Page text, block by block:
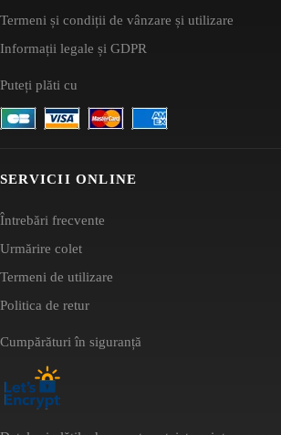
Termeni și condiții de vânzare și utilizare
Informații legale și GDPR
Puteți plăti cu
SERVICII ONLINE
Întrebări frecvente
Urmărire colet
Termeni de utilizare
Politica de retur
Cumpărături în siguranță